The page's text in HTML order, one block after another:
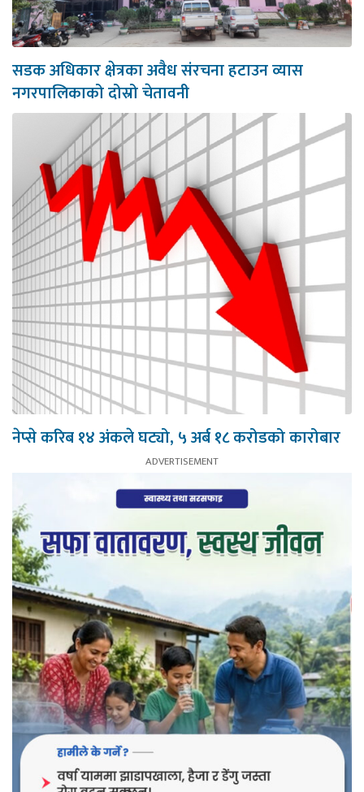
सडक अधिकार क्षेत्रका अवैध संरचना हटाउन व्यास
नगरपालिकाको दोस्रो चेतावनी
नेप्से करिब १४ अंकले घट्यो, ५ अर्ब १८ करोडको कारोबार